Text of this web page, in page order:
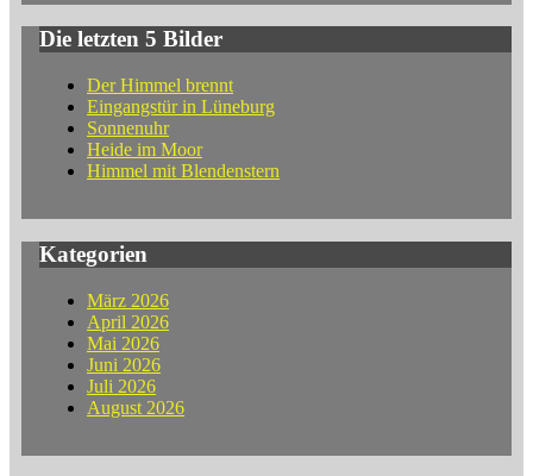
Die letzten 5 Bilder
Der Himmel brennt
Eingangstür in Lüneburg
Sonnenuhr
Heide im Moor
Himmel mit Blendenstern
Kategorien
März 2026
April 2026
Mai 2026
Juni 2026
Juli 2026
August 2026